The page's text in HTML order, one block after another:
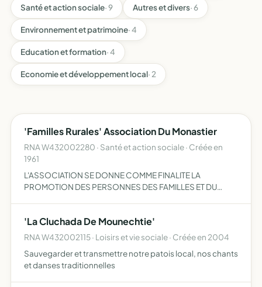
Santé et action sociale· 9 Autres et divers· 6
Environnement et patrimoine· 4
Education et formation· 4
Economie et développement local· 2
'Familles Rurales' Association Du Monastier
RNA W432002280 · Santé et action sociale · Créée en
1961
L'ASSOCIATION SE DONNE COMME FINALITE LA
PROMOTION DES PERSONNES DES FAMILLES ET DU
DES CITOYENS VI
'La Cluchada De Mounechtie'
RNA W432002115 · Loisirs et vie sociale · Créée en 2004
Sauvegarder et transmettre notre patois local, nos chants
et danses traditionnelles